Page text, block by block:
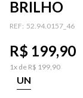
BRILHO
: 52.94.0157_46
R$ 199,90
1x de R$ 199,90
UN